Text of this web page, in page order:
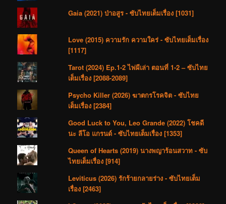
Gaia (2021) ป่าอสูร - ซับไทยเต็มเรื่อง [1031]
Love (2015) ความรัก ความใคร่ - ซับไทยเต็มเรื่อง
[1117]
Tarot (2024) Ep.1-2 ไพ่ผีเล่า ตอนที่ 1-2 – ซับไทย
เต็มเรื่อง [2088-2089]
Psycho Killer (2026) ฆาตกรโรคจิต - ซับไทย
เต็มเรื่อง [2384]
Good Luck to You, Leo Grande (2022) โชคดี
นะ ลีโอ แกรนด์ - ซับไทยเต็มเรื่อง [1353]
Queen of Hearts (2019) นางพญาร้อนสวาท - ซับ
ไทยเต็มเรื่อง [914]
Leviticus (2026) รักร้ายกลายร่าง - ซับไทยเต็ม
เรื่อง [2463]